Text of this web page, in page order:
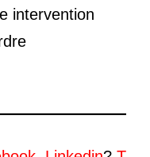
intervention